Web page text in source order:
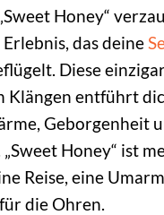
Honey“
das deine
Diese
Klängen entführt
Geborgenheit
Honey“ ist
Reise, eine
die Ohren.